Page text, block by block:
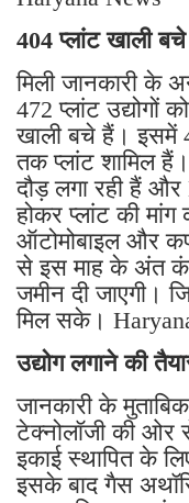
404 प्लांट खाली बचे
मिली जानकारी के
472 प्लांट उद्योगों
खाली बचे हैं। इसमें
तक प्लांट शामिल
दौड़ लगा रही हैं
होकर प्लांट की
ऑटोमोबाइल और
से इस माह के अंत
जमीन दी जाएगी।
मिल सके।
उद्योग लगाने की
जानकारी के
टेक्नोलॉजी की ओर
इकाई स्थापित के
इसके बाद गैस